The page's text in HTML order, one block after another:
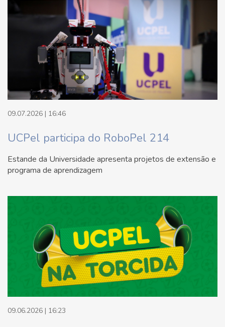
09.07.2026 | 16:46
UCPel participa do RoboPel 214
Estande da Universidade apresenta projetos de extensão e
programa de aprendizagem
09.06.2026 | 16:23